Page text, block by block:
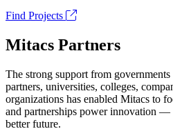
Find Projects
Mitacs Partners
The strong support from
partners, universities, colleges,
organizations has enabled Mitacs to
and partnerships power innovation —
better future.